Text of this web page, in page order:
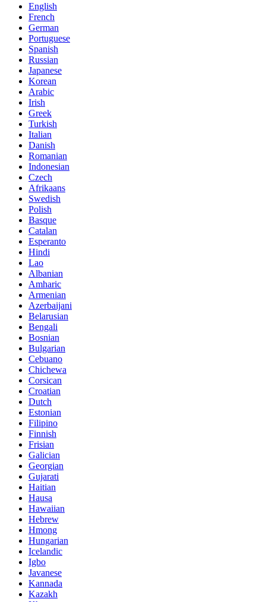
English
French
German
Portuguese
Spanish
Russian
Japanese
Korean
Arabic
Irish
Greek
Turkish
Italian
Danish
Romanian
Indonesian
Czech
Afrikaans
Swedish
Polish
Basque
Catalan
Esperanto
Hindi
Lao
Albanian
Amharic
Armenian
Azerbaijani
Belarusian
Bengali
Bosnian
Bulgarian
Cebuano
Chichewa
Corsican
Croatian
Dutch
Estonian
Filipino
Finnish
Frisian
Galician
Georgian
Gujarati
Haitian
Hausa
Hawaiian
Hebrew
Hmong
Hungarian
Icelandic
Igbo
Javanese
Kannada
Kazakh